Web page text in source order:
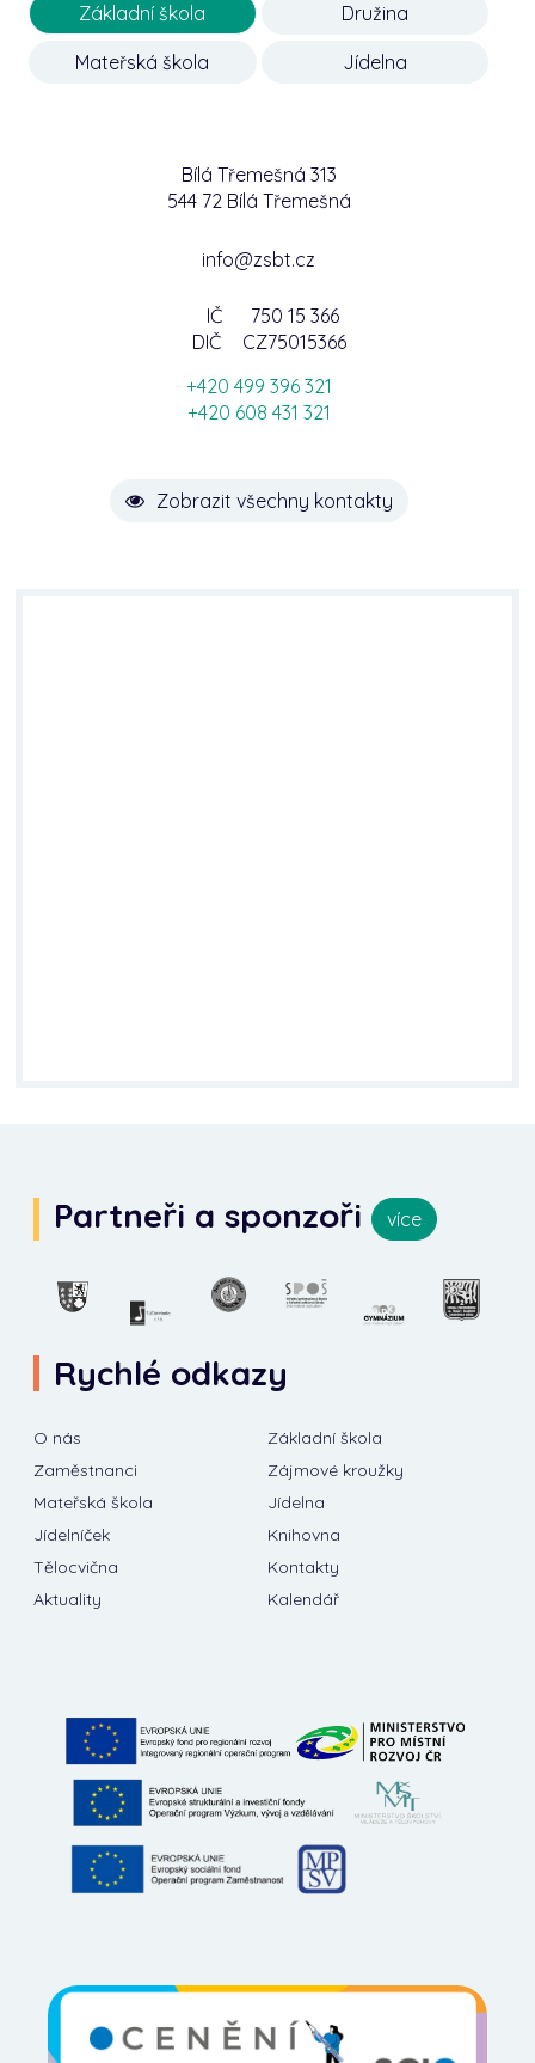
Základní škola Družina
Mateřská škola Jídelna
Bílá Třemešná 313
544 72 Bílá Třemešná
info@zsbt.cz
IČ
750 15 366
DIČ
CZ75015366
+420 499 396 321
+420 608 431 321
Zobrazit všechny kontakty
Partneři a sponzoři více
Rychlé odkazy
O nás
Základní škola
Zaměstnanci
Zájmové kroužky
Mateřská škola
Jídelna
Jídelníček
Knihovna
Tělocvična
Kontakty
Aktuality
Kalendář